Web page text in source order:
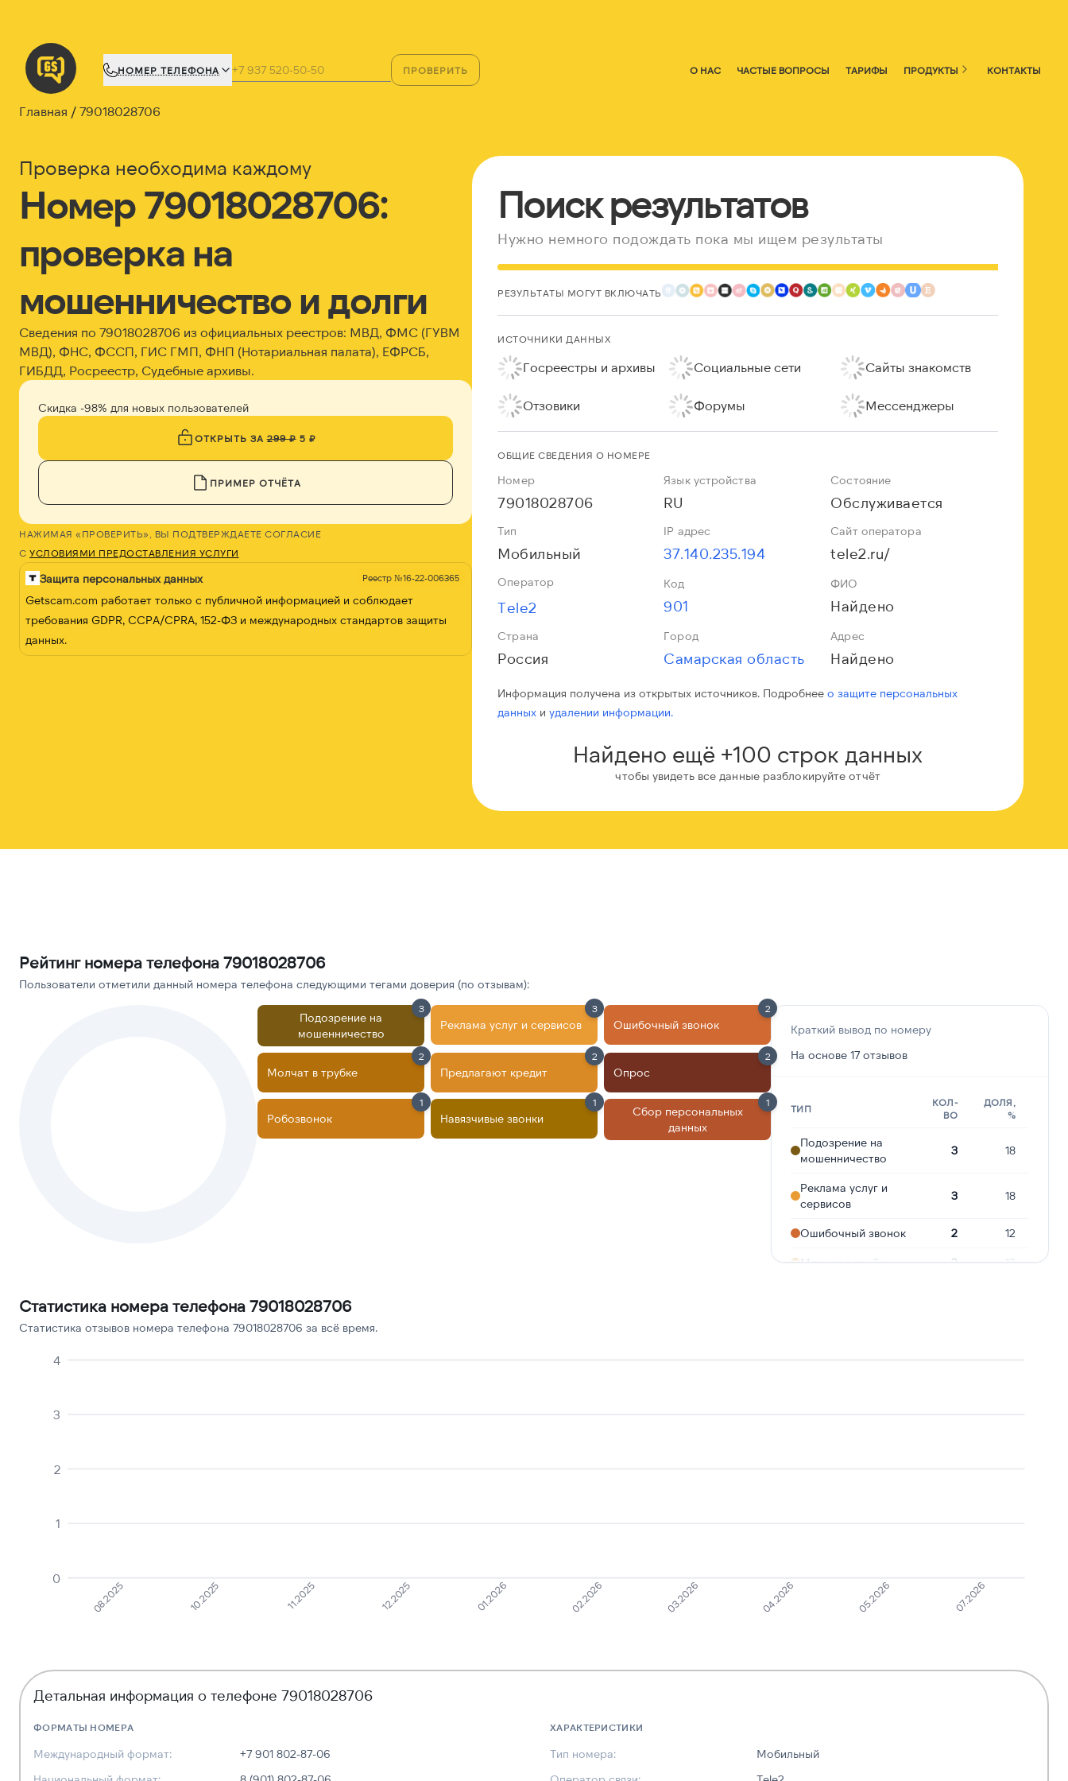
НОМЕР ТЕЛЕФОНА ПРОВЕРИТЬ О НАС ЧАСТЫЕ ВОПРОСЫ ТАРИФЫ ПРОДУКТЫ КОНТАКТЫ
Главная 79018028706
Проверка необходима каждому
Номер 79018028706:
проверка на
мошенничество и долги
Сведения по 79018028706 из официальных реестров: МВД, ФМС (ГУВМ
МВД), ФНС, ФССП, ГИС ГМП, ФНП (Нотариальная палата), ЕФРСБ,
ГИБДД, Росреестр, Судебные архивы.
Скидка -98% для новых пользователей
ОТКРЫТЬ ЗА299 ₽5 ₽
ПРИМЕР ОТЧЁТА
НАЖИМАЯ «ПРОВЕРИТЬ», ВЫ ПОДТВЕРЖДАЕТЕ СОГЛАСИЕ
С УСЛОВИЯМИ ПРЕДОСТАВЛЕНИЯ УСЛУГИ
Защита персональных данных Реестр №16-22-006365
Getscam.com работает только с публичной информацией и соблюдает
требования GDPR, CCPA/CPRA, 152-ФЗ и международных стандартов защиты
данных.
Поиск результатов
Нужно немного подождать пока мы ищем результаты
РЕЗУЛЬТАТЫ МОГУТ ВКЛЮЧАТЬ
ИСТОЧНИКИ ДАННЫХ
Госреестры и архивы Социальные сети Сайты знакомств
Отзовики Форумы Мессенджеры
ОБЩИЕ СВЕДЕНИЯ О НОМЕРЕ
Номер
79018028706
Язык устройства
RU
Состояние
Обслуживается
Тип
Мобильный
IP адрес
37.140.235.194
Сайт оператора
tele2.ru/
Оператор
Tele2
Код
901
ФИО
Найдено
Страна
Россия
Город
Самарская область
Адрес
Найдено
Информация получена из открытых источников. Подробнеео защите персональных
данных иудалении информации.
Найдено ещё +100 строк данных
чтобы увидеть все данные разблокируйте отчёт
Рейтинг номера телефона 79018028706
Пользователи отметили данный номера телефона следующими тегами доверия (по отзывам):
Подозрение на
мошенничество
3
Реклама услуг и сервисов
3
Ошибочный звонок
2
Молчат в трубке
2
Предлагают кредит
2
Опрос
2
Робозвонок
1
Навязчивые звонки
1
Сбор персональных
данных
1
Краткий вывод по номеру
На основе 17 отзывов
ТИП
КОЛ-
ВО
ДОЛЯ,
%
Подозрение на
мошенничество
3 18
Реклама услуг и
сервисов
3 18
Ошибочный звонок 2 12
Молчат в трубке 2 12
Статистика номера телефона 79018028706
Статистика отзывов номера телефона 79018028706 за всё время.
0
1
2
3
4
08.2025 10.2025 11.2025 12.2025 01.2026 02.2026 03.2026 04.2026 05.2026 07.2026
Детальная информация о телефоне 79018028706
ФОРМАТЫ НОМЕРА
Международный формат:
+7 901 802-87-06
ХАРАКТЕРИСТИКИ
Тип номера:
Мобильный